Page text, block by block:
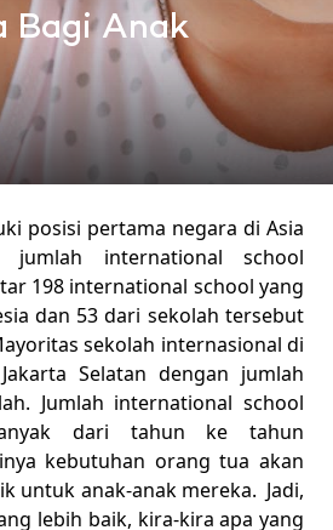
Bagi Anak
posisi pertama negara di Asia
jumlah international school
198 international school yang
dan 53 dari sekolah tersebut
sekolah internasional di
Selatan dengan jumlah
Jumlah international school
dari tahun ke tahun
kebutuhan orang tua akan
untuk anak-anak mereka. Jadi,
lebih baik, kira-kira apa yang